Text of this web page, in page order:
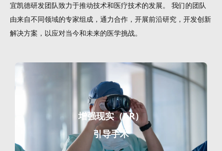
宜凯德研发团队致力于推动技术和医疗技术的发展。 我们的团队
由来自不同领域的专家组成，通力合作，开展前沿研究，开发创新
解决方案，以应对当今和未来的医学挑战。
增强现实（AR）
引导手术